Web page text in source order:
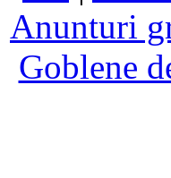
Anunturi
Goblene